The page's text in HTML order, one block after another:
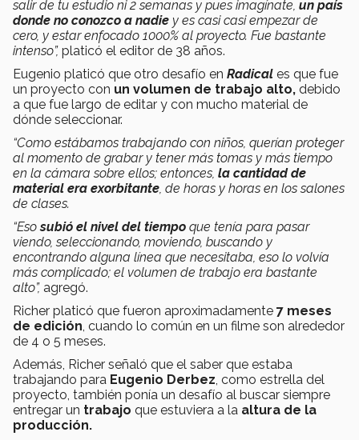
salir de tu estudio ni 2 semanas y pues imagínate, un país
donde no conozco a nadie y es casi casi empezar de
cero, y estar enfocado 1000% al proyecto. Fue bastante
intenso”, platicó el editor de 38 años.
Eugenio platicó que otro desafío en Radical es que fue
un proyecto con un volumen de trabajo alto, debido
a que fue largo de editar y con mucho material de
dónde seleccionar.
“Como estábamos trabajando con niños, querían proteger
al momento de grabar y tener más tomas y más tiempo
en la cámara sobre ellos; entonces, la cantidad de
material era exorbitante, de horas y horas en los salones
de clases.
“Esosubió el nivel del tiempo que tenía para pasar
viendo, seleccionando, moviendo, buscando y
encontrando alguna línea que necesitaba, eso lo volvía
más complicado; el volumen de trabajo era bastante
alto”, agregó.
Richer platicó que fueron aproximadamente 7 meses
de edición, cuando lo común en un filme son alrededor
de 4 o 5 meses.
Además, Richer señaló que el saber que estaba
trabajando para Eugenio Derbez, como estrella del
proyecto, también ponía un desafío al buscar siempre
entregar un trabajo que estuviera a la altura de la
producción.